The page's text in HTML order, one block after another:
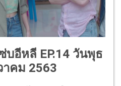
บอีหลี EP.14 วันพุธ
คม 2563